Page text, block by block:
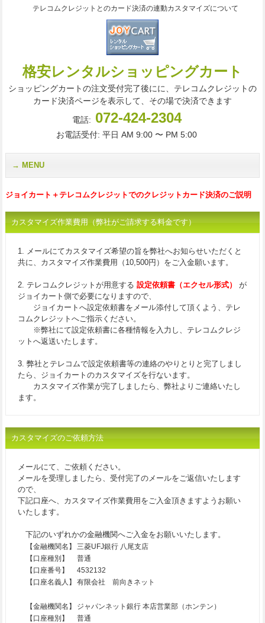
テレコムクレジットとのカード決済の連動カスタマイズについて
格安レンタルショッピングカート
ショッピングカートの注文受付完了後にに、テレコムクレジットの
カード決済ページを表示して、その場で決済できます
電話: 072-424-2304
お電話受付: 平日 AM 9:00 〜 PM 5:00
MENU
ジョイカート＋テレコムクレジットでのクレジットカード決済のご説明
カスタマイズ作業費用（弊社がご請求する料金です）
1. メールにてカスタマイズ希望の旨を弊社へお知らせいただくと
共に、カスタマイズ作業費用（10,500円）をご入金願います。
2. テレコムクレジットが用意する 設定依頼書（エクセル形式）
が
ジョイカート側で必要になりますので、
ジョイカートへ設定依頼書をメール添付して頂くよう、テレ
コムクレジットへご指示ください。
※弊社にて設定依頼書に各種情報を入力し、テレコムクレジ
ットへ返送いたします。
3. 弊社とテレコムで設定依頼書等の連絡のやりとりと完了しまし
たら、ジョイカートのカスタマイズを行ないます。
カスタマイズ作業が完了しましたら、弊社よりご連絡いたし
ます。
カスタマイズのご依頼方法
メールにて、ご依頼ください。
メールを受理しましたら、受付完了のメールをご返信いたします
ので、
下記口座へ、カスタマイズ作業費用をご入金頂きますようお願い
いたします。
下記のいずれかの金融機関へご入金をお願いいたします。
【金融機関名】
三菱UFJ銀行 八尾支店
【口座種別】
普通
【口座番号】
4532132
【口座名義人】
有限会社 前向きネット
【金融機関名】
ジャパンネット銀行 本店営業部（ホンテン）
【口座種別】
普通